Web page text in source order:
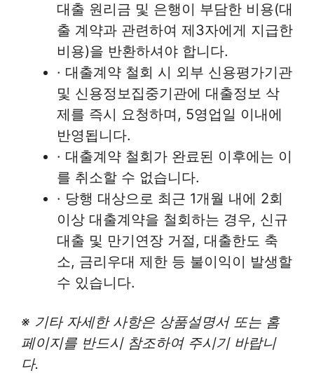
대출 원리금 및 은행이 부담한 비용(대
출 계약과 관련하여 제3자에게 지급한
비용)을 반환하셔야 합니다.
· 대출계약 철회 시 외부 신용평가기관
및 신용정보집중기관에 대출정보 삭
제를 즉시 요청하며, 5영업일 이내에
반영됩니다.
· 대출계약 철회가 완료된 이후에는 이
를 취소할 수 없습니다.
· 당행 대상으로 최근 1개월 내에 2회
이상 대출계약을 철회하는 경우, 신규
대출 및 만기연장 거절, 대출한도 축
소, 금리우대 제한 등 불이익이 발생할
수 있습니다.
※ 기타 자세한 사항은 상품설명서 또는 홈
페이지를 반드시 참조하여 주시기 바랍니
다.